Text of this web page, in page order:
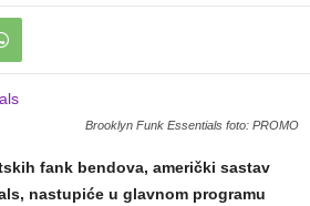
Brooklyn Funk Essentials foto: PROMO
fank bendova, američki sastav
nastupiće u glavnom programu